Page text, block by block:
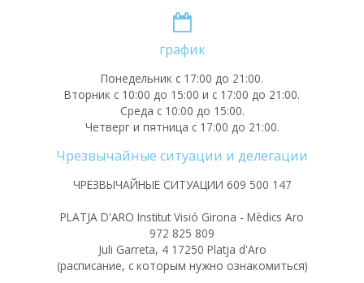
график
Понедельник с 17:00 до 21:00.
Вторник с 10:00 до 15:00 и с 17:00 до 21:00.
Среда с 10:00 до 15:00.
Четверг и пятница с 17:00 до 21:00.
Чрезвычайные ситуации и делегации
ЧРЕЗВЫЧАЙНЫЕ СИТУАЦИИ 609 500 147
PLATJA D'ARO Institut Visió Girona - Mèdics Aro
972 825 809
Juli Garreta, 4 17250 Platja d'Aro
(расписание, с которым нужно ознакомиться)